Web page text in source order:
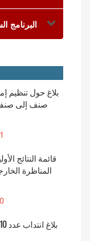
البرنامج
بلاغ حول تنظيم
صنف إلى
قائمة النتائج
المناظرة